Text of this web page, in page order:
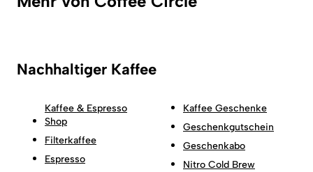
Nachhaltiger Kaffee
Kaffee & Espresso
Shop
Filterkaffee
Espresso
Kaffee Geschenke
Geschenkgutschein
Geschenkabo
Nitro Cold Brew